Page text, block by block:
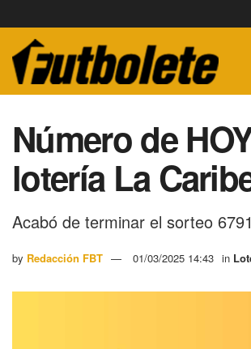
Número de
lotería La
Acabó de terminar el sorteo
by Redacción FBT 01/03/2025 14:43 in